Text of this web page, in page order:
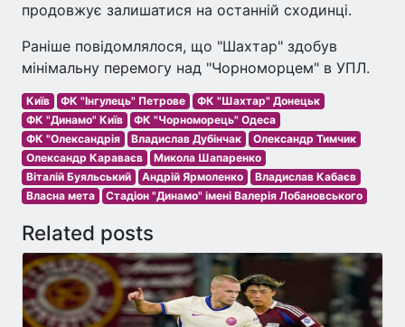
продовжує залишатися на останній сходинці.
Раніше повідомлялося, що "Шахтар" здобув
мінімальну перемогу над "Чорноморцем" в УПЛ.
Київ ФК "Інгулець" Петрове
ФК "Шахтар" Донецьк
ФК "Динамо" Київ
ФК "Чорноморець" Одеса
ФК "Олександрія
Владислав Дубінчак
Олександр Тимчик
Олександр Караваєв
Микола Шапаренко
Віталій Буяльський
Андрій Ярмоленко
Владислав Кабаєв
Власна мета
Стадіон "Динамо" імені Валерія Лобановського
Related posts